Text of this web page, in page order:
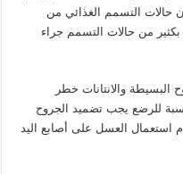
بالعلم أن حالات التسمم الغذائي من
من حالات التسمم جراء
البسيطة والانتانات خطر
للرضع يجب تضميد الجروح
استعمال العسل على أصابع اليد